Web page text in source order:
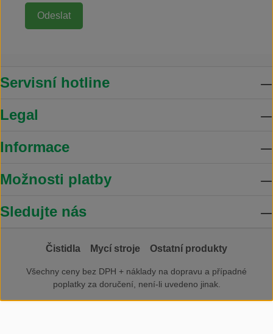
Servisní hotline
Legal
Informace
Možnosti platby
Sledujte nás
Čistidla Mycí stroje Ostatní produkty
Všechny ceny bez DPH + náklady na dopravu a případné
poplatky za doručení, není-li uvedeno jinak.